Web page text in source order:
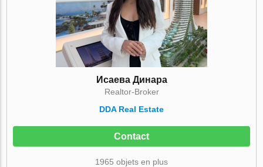
Исаева Динара
Realtor-Broker
DDA Real Estate
Contact
1965 objets en plus